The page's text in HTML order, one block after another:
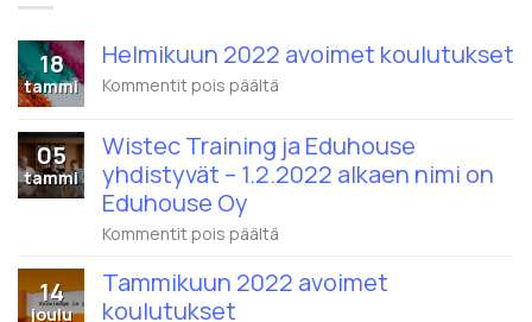
18
tammi
Helmikuun 2022 avoimet koulutukset
Kommentit pois päältä
avoimet
koulutukset
05
tammi
Wistec Training ja Eduhouse
yhdistyvät – 1.2.2022 alkaen nimi on
Eduhouse Oy
Kommentit pois päältä
Training
ja
14
joulu
Tammikuun 2022 avoimet
koulutukset